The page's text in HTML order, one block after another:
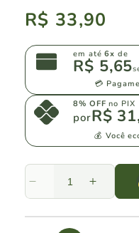
Preço
R$ 33,90
em até6x de
R$ 5,65
💳
8% OFF no PIX
porR$
💰 Você
Diminuir
a
quantidade
a